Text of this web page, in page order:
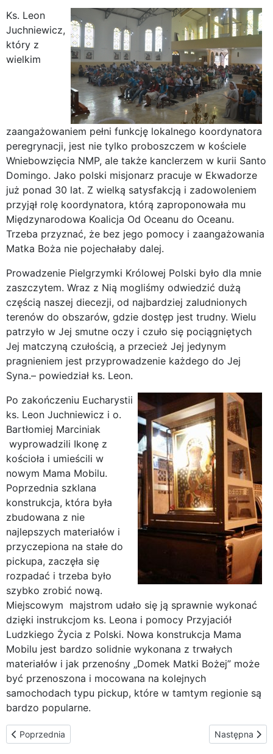
Ks. Leon
Juchniewicz,
który z
wielkim
zaangażowaniem pełni funkcję lokalnego koordynatora
peregrynacji, jest nie tylko proboszczem w kościele
Wniebowzięcia NMP, ale także kanclerzem w kurii Santo
Domingo. Jako polski misjonarz pracuje w Ekwadorze
już ponad 30 lat. Z wielką satysfakcją i zadowoleniem
przyjął rolę koordynatora, którą zaproponowała mu
Międzynarodowa Koalicja Od Oceanu do Oceanu.
Trzeba przyznać, że bez jego pomocy i zaangażowania
Matka Boża nie pojechałaby dalej.
Prowadzenie Pielgrzymki Królowej Polski było dla mnie
zaszczytem. Wraz z Nią mogliśmy odwiedzić dużą
częścią naszej diecezji, od najbardziej zaludnionych
terenów do obszarów, gdzie dostęp jest trudny. Wielu
patrzyło w Jej smutne oczy i czuło się pociągniętych
Jej matczyną czułością, a przecież Jej jedynym
pragnieniem jest przyprowadzenie każdego do Jej
Syna.– powiedział ks. Leon.
Po zakończeniu Eucharystii
ks. Leon Juchniewicz i o.
Bartłomiej Marciniak
wyprowadzili Ikonę z
kościoła i umieścili w
nowym Mama Mobilu.
Poprzednia szklana
konstrukcja, która była
zbudowana z nie
najlepszych materiałów i
przyczepiona na stałe do
pickupa, zaczęła się
rozpadać i trzeba było
szybko zrobić nową.
Miejscowym majstrom udało się ją sprawnie wykonać
dzięki instrukcjom ks. Leona i pomocy Przyjaciół
Ludzkiego Życia z Polski. Nowa konstrukcja Mama
Mobilu jest bardzo solidnie wykonana z trwałych
materiałów i jak przenośny „Domek Matki Bożej” może
być przenoszona i mocowana na kolejnych
samochodach typu pickup, które w tamtym regionie są
bardzo popularne.
Poprzednia strona: Głos z Amerykańskiej Częstochowy tym
Poprzednia Następna
Następna